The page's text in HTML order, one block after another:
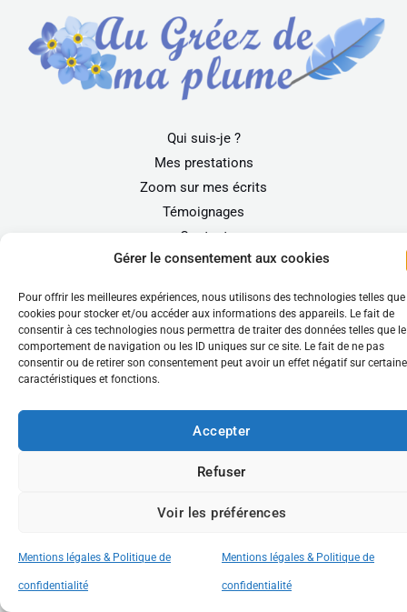
Gérer le consentement aux cookies
Pour offrir les meilleures expériences, nous utilisons des technologies telles que
cookies pour stocker et/ou accéder aux informations des appareils. Le fait de
consentir à ces technologies nous permettra de traiter des données telles que le
comportement de navigation ou les ID uniques sur ce site. Le fait de ne pas
consentir ou de retirer son consentement peut avoir un effet négatif sur
caractéristiques et fonctions.
Accepter
Refuser
Voir les préférences
Mentions légales & Politique de
confidentialité
Mentions légales & Politique de
confidentialité
Qui suis-je ?
Mes prestations
Zoom sur mes écrits
Témoignages
Contact
🛒
Copyright © 2026 Au Gréez de ma plume
Mentions légales & Politique de confidentialité